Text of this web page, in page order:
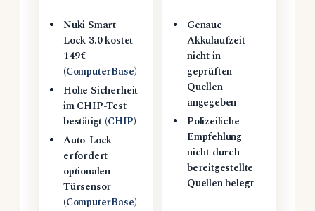
Nuki Smart
Lock 3.0 kostet
149 €
(ComputerBase)
Hohe Sicherheit
im CHIP-Test
bestätigt (CHIP)
Auto-Lock
erfordert
optionalen
Türsensor
(ComputerBase)
Genaue
Akkulaufzeit
nicht in
geprüften
Quellen
angegeben
Polizeiliche
Empfehlung
nicht durch
bereitgestellte
Quellen belegt